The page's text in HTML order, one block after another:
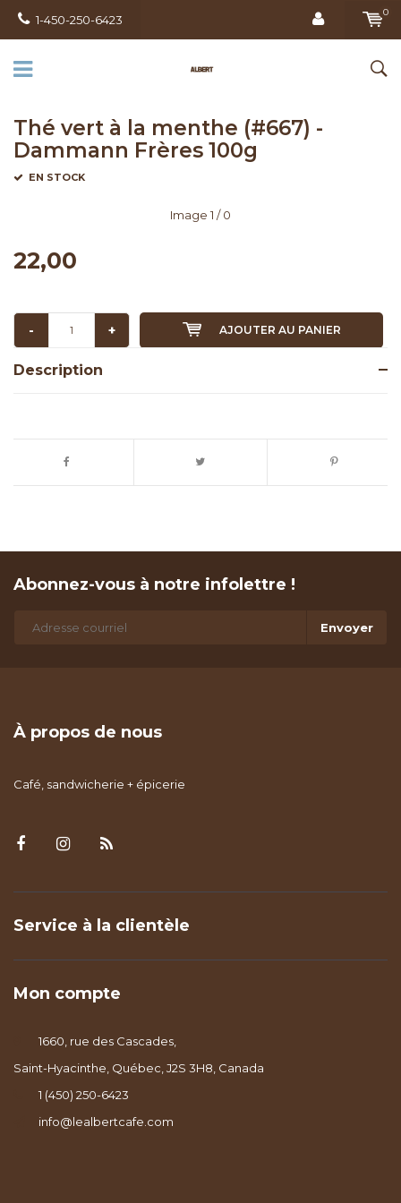
1-450-250-6423
0
Thé vert à la menthe (#667) -
Dammann Frères 100g
EN STOCK
Image 1 / 0
22,00
- + AJOUTER AU PANIER
Description
Abonnez-vous à notre infolettre !
Envoyer
À propos de nous
Café, sandwicherie + épicerie
Service à la clientèle
Mon compte
1660, rue des Cascades,
Saint-Hyacinthe, Québec, J2S 3H8, Canada
1 (450) 250-6423
info@lealbertcafe.com